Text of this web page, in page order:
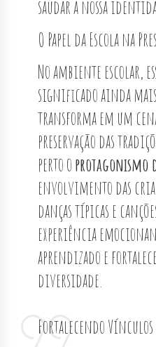
saudar a nossa
O Papel da Escola na
No ambiente escolar,
significado ainda mais
transforma em um
preservação das
perto oprotagonismo
envolvimento das
danças típicas e
experiência
aprendizado e
diversidade.
Fortalecendo